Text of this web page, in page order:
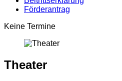
Förderantrag
Keine Termine
Theater